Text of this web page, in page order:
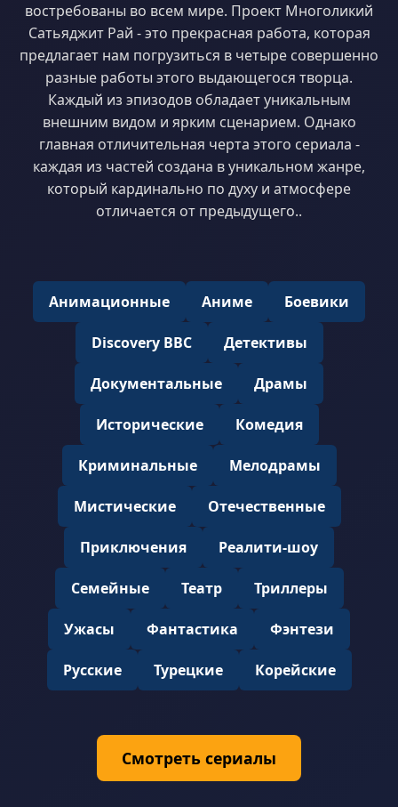
востребованы во всем мире. Проект Многоликий
Сатьяджит Рай - это прекрасная работа, которая
предлагает нам погрузиться в четыре совершенно
разные работы этого выдающегося творца.
Каждый из эпизодов обладает уникальным
внешним видом и ярким сценарием. Однако
главная отличительная черта этого сериала -
каждая из частей создана в уникальном жанре,
который кардинально по духу и атмосфере
отличается от предыдущего..
Анимационные Аниме Боевики
Discovery BBC Детективы
Документальные Драмы
Исторические Комедия
Криминальные Мелодрамы
Мистические Отечественные
Приключения Реалити-шоу
Семейные Театр Триллеры
Ужасы Фантастика Фэнтези
Русские Турецкие Корейские
Смотреть сериалы